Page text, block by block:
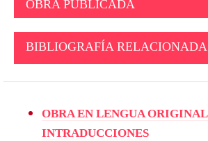
OBRA PUBLICADA
BIBLIOGRAFÍA RELACIONADA
OBRA EN LENGUA
INTRADUCCIONES